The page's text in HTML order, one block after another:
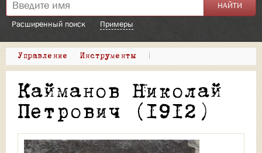
Расширенный поиск Примеры
Управление Инструменты |
Кайманов Николай
Петрович (1912)